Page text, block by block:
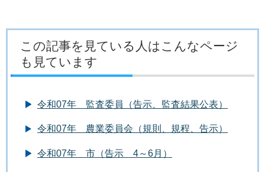
この記事を見ている人はこんなページ
も見ています
令和07年 監査委員（告示、監査結果公表）
令和07年 農業委員会（規則、規程、告示）
令和07年 市（告示 4～6月）